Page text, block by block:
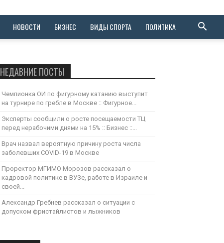
НОВОСТИ БИЗНЕС ВИДЫ СПОРТА ПОЛИТИКА
НЕДАВНИЕ ПОСТЫ
Чемпионка ОИ по фигурному катанию выступит
на турнире по гребле в Москве :: Фигурное...
Эксперты сообщили о росте посещаемости ТЦ
перед нерабочими днями на 15% :: Бизнес ::...
Врач назвал вероятную причину роста числа
заболевших COVID-19 в Москве
Проректор МГИМО Морозов рассказал о
кадровой политике в ВУЗе, работе в Израиле и
своей...
Александр Гребнев рассказал о ситуации с
допуском фристайлистов и лыжников